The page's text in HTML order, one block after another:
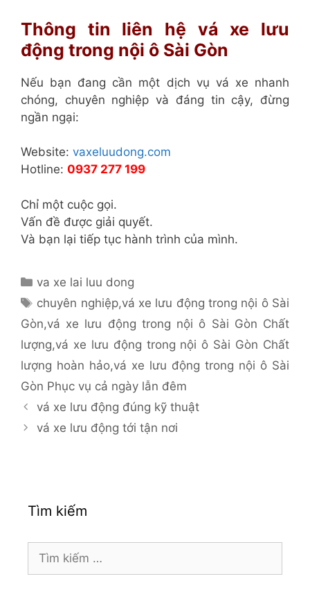
Thông tin liên hệ vá xe lưu
động trong nội ô Sài Gòn
Nếu bạn đang cần một dịch vụ vá xe nhanh
chóng, chuyên nghiệp và đáng tin cậy, đừng
ngần ngại:
Website: vaxeluudong.com
Hotline: 0937 277 199
Chỉ một cuộc gọi.
Vấn đề được giải quyết.
Và bạn lại tiếp tục hành trình của mình.
Danh
mục
va xe lai luu dong
Thẻ
chuyên nghiệp,vá xe lưu động trong nội ô Sài
Gòn,vá xe lưu động trong nội ô Sài Gòn Chất
lượng,vá xe lưu động trong nội ô Sài Gòn Chất
lượng hoàn hảo,vá xe lưu động trong nội ô Sài
Gòn Phục vụ cả ngày lẫn đêm
vá xe lưu động đúng kỹ thuật
vá xe lưu động tới tận nơi
Tìm kiếm
Tìm
kiếm